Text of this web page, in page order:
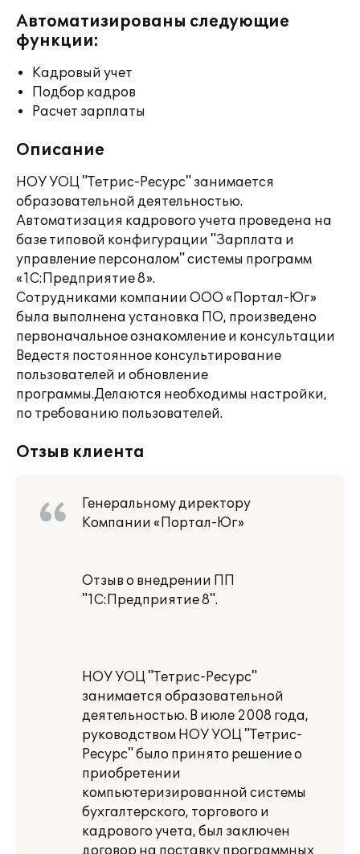
Автоматизированы следующие
функции:
Кадровый учет
Подбор кадров
Расчет зарплаты
Описание
НОУ УОЦ "Тетрис-Ресурс" занимается
образовательной деятельностью.
Автоматизация кадрового учета проведена на
базе типовой конфигурации "Зарплата и
управление персоналом" системы программ
«1С:Предприятие 8».
Сотрудниками компании ООО «Портал-Юг»
была выполнена установка ПО, произведено
первоначальное ознакомление и консультации
Ведестя постоянное консультирование
пользователей и обновление
программы.Делаются необходимы настройки,
по требованию пользователей.
Отзыв клиента
Генеральному директору
Компании «Портал-Юг»
Отзыв о внедрении ПП
"1С:Предприятие 8".
НОУ УОЦ "Тетрис-Ресурс"
занимается образовательной
деятельностью. В июле 2008 года,
руководством НОУ УОЦ "Тетрис-
Ресурс" было принято решение о
приобретении
компьютеризированной системы
бухгалтерского, торгового и
кадрового учета, был заключен
договор на поставку программных